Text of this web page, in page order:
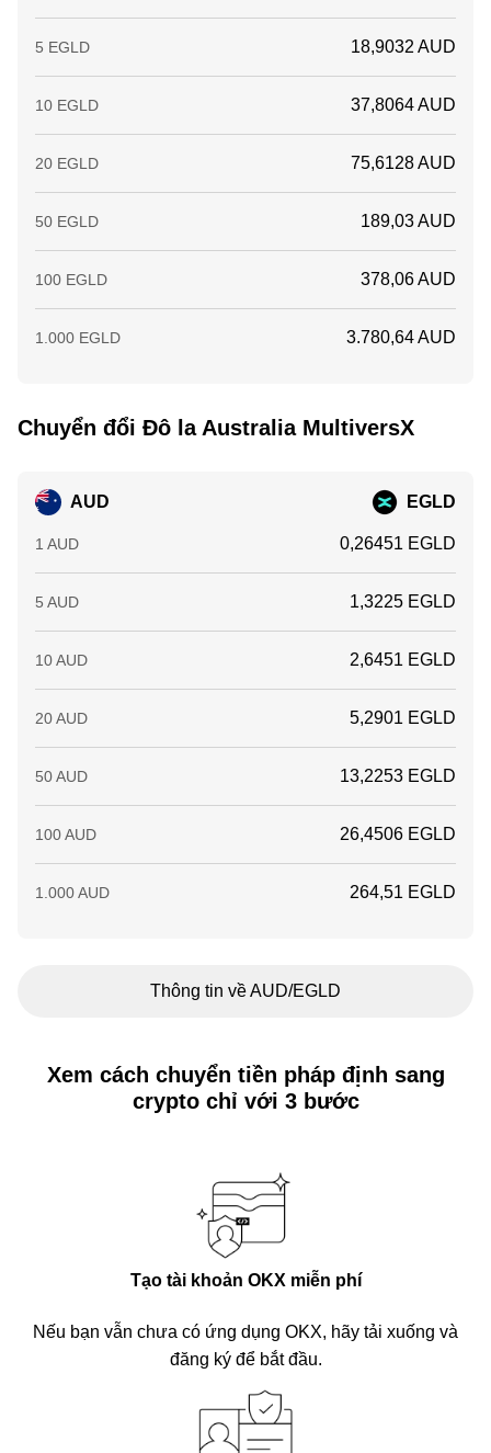
5 EGLD 18,9032 AUD
10 EGLD 37,8064 AUD
20 EGLD 75,6128 AUD
50 EGLD 189,03 AUD
100 EGLD 378,06 AUD
1.000 EGLD 3.780,64 AUD
Chuyển đổi Đô la Australia MultiversX
AUD EGLD
1 AUD 0,26451 EGLD
5 AUD 1,3225 EGLD
10 AUD 2,6451 EGLD
20 AUD 5,2901 EGLD
50 AUD 13,2253 EGLD
100 AUD 26,4506 EGLD
1.000 AUD 264,51 EGLD
Thông tin về AUD/EGLD
Xem cách chuyển tiền pháp định sang
crypto chỉ với 3 bước
Tạo tài khoản OKX miễn phí
Nếu bạn vẫn chưa có ứng dụng OKX, hãy tải xuống và
đăng ký để bắt đầu.